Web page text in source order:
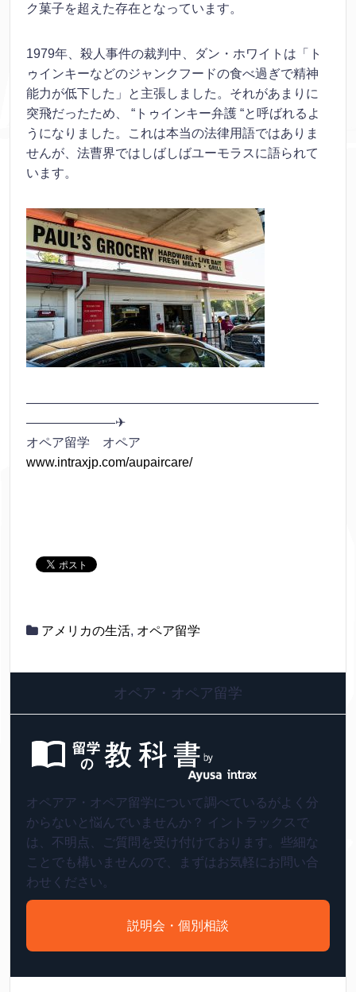
ク菓子を超えた存在となっています。
1979年、殺人事件の裁判中、ダン・ホワイトは「ト
ゥインキーなどのジャンクフードの食べ過ぎで精神
能力が低下した」と主張しました。それがあまりに
突飛だったため、 “トゥインキー弁護 “と呼ばれるよ
うになりました。これは本当の法律用語ではありま
せんが、法曹界ではしばしばユーモラスに語られて
います。
———————————————————————
———————✈
オペア留学 オペア
www.intraxjp.com/aupaircare/
アメリカの生活, オペア留学
オペア・オペア留学
オペアア・オペア留学について調べているがよく分
からないと悩んでいませんか？ イントラックスで
は、不明点、ご質問を受け付けております。些細な
ことでも構いませんので、まずはお気軽にお問い合
わせください。
説明会・個別相談